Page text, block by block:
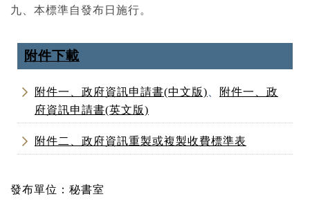
九、本標準自發布日施行。
附件下載
附件一、政府資訊申請書(中文版)
附件一、政
府資訊申請書(英文版)
附件二、政府資訊重製或複製收費標準表
發布單位： 秘書室